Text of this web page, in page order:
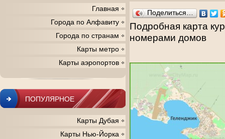
Поделиться…
Подробная карта
номерами домов
Главная
Города по Алфавиту
Города по странам
Карты метро
Карты аэропортов
ПОПУЛЯРНОЕ
Карты Дубая
Карты Нью-Йорка